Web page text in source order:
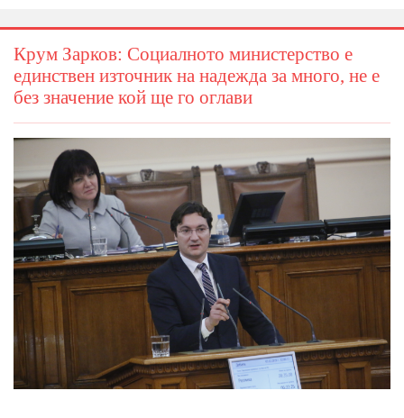
Крум Зарков: Социалното министерство е
единствен източник на надежда за много, не е
без значение кой ще го оглави